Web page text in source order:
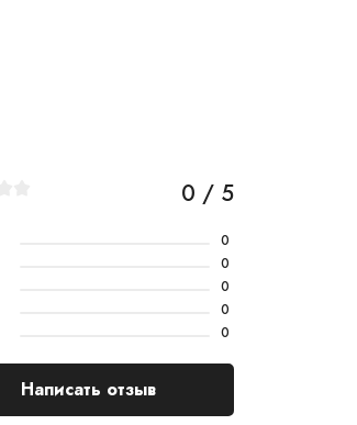
0 / 5
0
0
0
0
0
Написать отзыв